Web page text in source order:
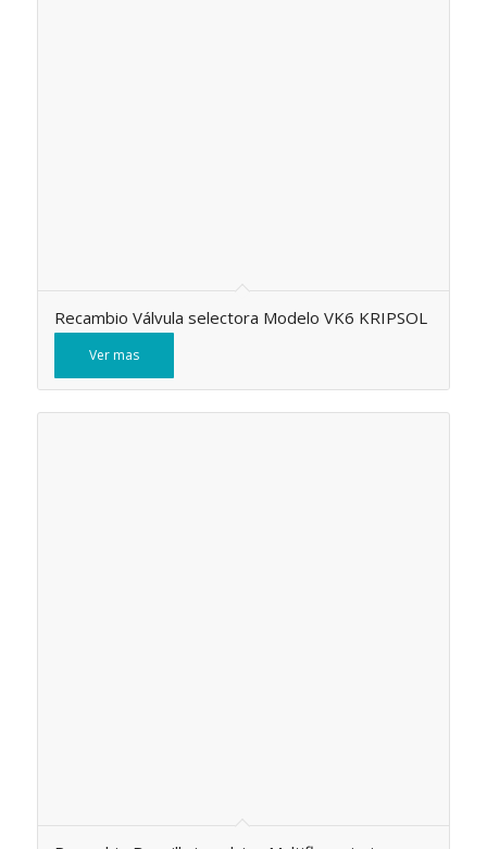
Recambio Válvula selectora Modelo VK6 KRIPSOL
Ver mas